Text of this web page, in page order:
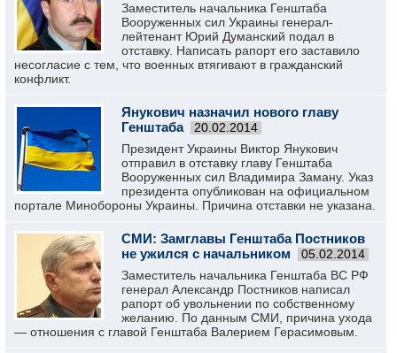
Заместитель начальника Генштаба
Вооруженных сил Украины генерал-
лейтенант Юрий Думанский подал в
отставку. Написать рапорт его заставило
несогласие с тем, что военных втягивают в гражданский
конфликт.
Янукович назначил нового главу
Генштаба
20.02.2014
Президент Украины Виктор Янукович
отправил в отставку главу Генштаба
Вооруженных сил Владимира Заману. Указ
президента опубликован на официальном
портале Минобороны Украины. Причина отставки не указана.
СМИ: Замглавы Генштаба Постников
не ужился с начальником
05.02.2014
Заместитель начальника Генштаба ВС РФ
генерал Александр Постников написал
рапорт об увольнении по собственному
желанию. По данным СМИ, причина ухода
— отношения с главой Генштаба Валерием Герасимовым.